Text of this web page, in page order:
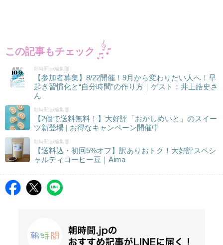
この記事もチェック
朝時間.jp編集部
【参加者募集】8/22開催！9月から変わりたい人へ！早
起き習慣化と“自分時間”の作り方｜ゲスト：井上皓史さ
ん
朝時間.jp編集部
【2個で送料無料！】大好評「おかしめいと」のスイー
ツ新登場 | お得なキャンペーン開催中
朝時間.jp編集部
【送料込・初回5%オフ】訳ありおトク！大好評スペシ
ャルティコーヒー豆｜Aima